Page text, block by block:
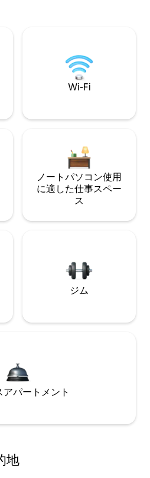
Wi-Fi
ノートパソコン使用
に適した仕事スペー
ス
ジム
パートメント
地